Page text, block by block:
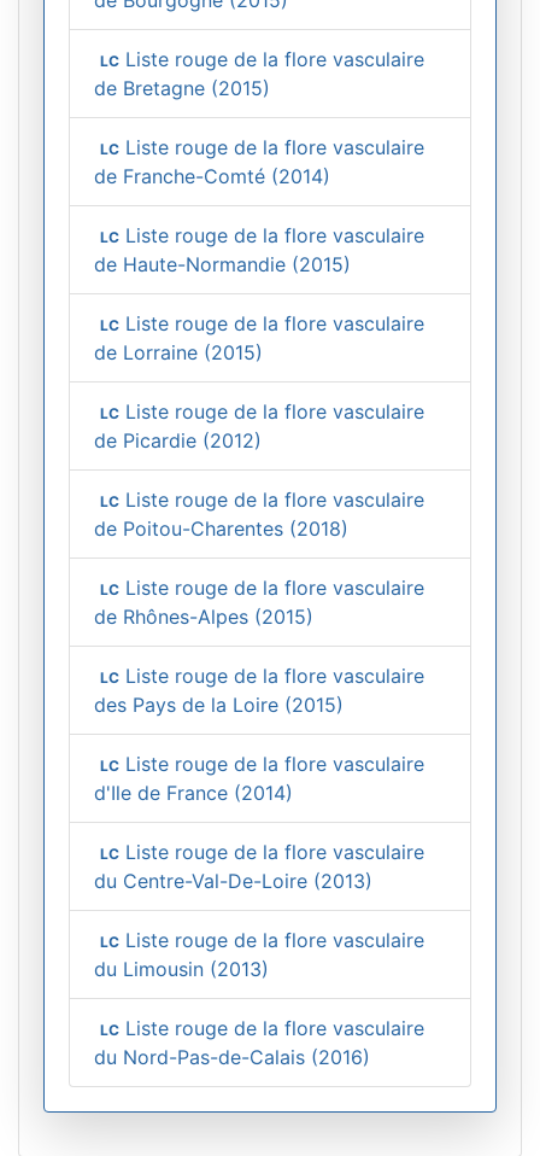
LC Liste rouge de la flore vasculaire
de Bretagne (2015)
LC Liste rouge de la flore vasculaire
de Franche-Comté (2014)
LC Liste rouge de la flore vasculaire
de Haute-Normandie (2015)
LC Liste rouge de la flore vasculaire
de Lorraine (2015)
LC Liste rouge de la flore vasculaire
de Picardie (2012)
LC Liste rouge de la flore vasculaire
de Poitou-Charentes (2018)
LC Liste rouge de la flore vasculaire
de Rhônes-Alpes (2015)
LC Liste rouge de la flore vasculaire
des Pays de la Loire (2015)
LC Liste rouge de la flore vasculaire
d'Ile de France (2014)
LC Liste rouge de la flore vasculaire
du Centre-Val-De-Loire (2013)
LC Liste rouge de la flore vasculaire
du Limousin (2013)
LC Liste rouge de la flore vasculaire
du Nord-Pas-de-Calais (2016)